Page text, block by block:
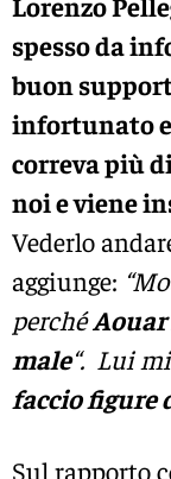
spesso da
buon
infortunato
correva più
noi e viene
Vederlo
aggiunge:
perchéAouar
male“. Lui
faccio figure
Sul rapporto